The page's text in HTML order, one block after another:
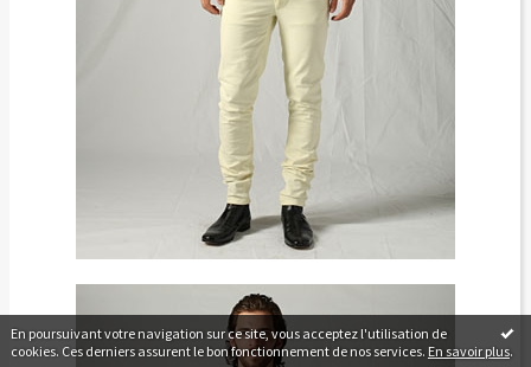
En poursuivant votre navigation sur ce site, vous acceptez l'utilisation de
cookies. Ces derniers assurent le bon fonctionnement de nos services. En savoir plus.